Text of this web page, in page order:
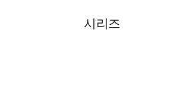
시리즈